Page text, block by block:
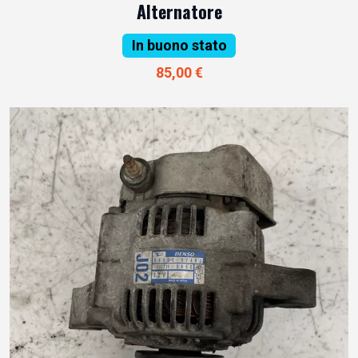
Alternatore
In buono stato
85,00 €